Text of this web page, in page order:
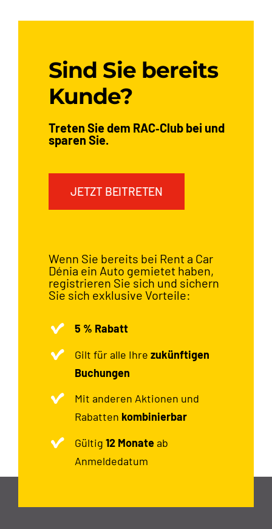
Sind Sie bereits
Kunde?
Treten Sie dem RAC‑Club bei und
sparen Sie.
JETZT BEITRETEN
Wenn Sie bereits bei Rent a Car
Dénia ein Auto gemietet haben,
registrieren Sie sich und sichern
Sie sich exklusive Vorteile:
5 % Rabatt
Gilt für alle Ihrezukünftigen
Buchungen
Mit anderen Aktionen und
Rabatten kombinierbar
Gültig12 Monateab
Anmeldedatum